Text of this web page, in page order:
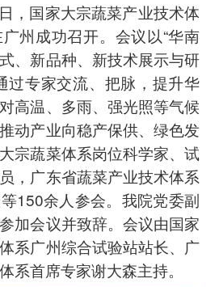
国家大宗蔬菜产业技术体
州成功召开。会议以“华南
、新品种、新技术展示与研
过专家交流、把脉，提升华
高温、多雨、强光照等气候
动产业向稳产保供、绿色发
宗蔬菜体系岗位科学家、试
，广东省蔬菜产业技术体系
150余人参会。我院党委副
加会议并致辞。会议由国家
系广州综合试验站站长、广
系首席专家谢大森主持。